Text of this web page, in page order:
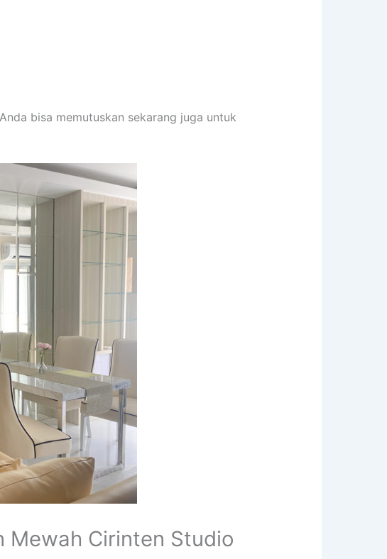
bisa memutuskan sekarang juga untuk
Mewah Cirinten Studio